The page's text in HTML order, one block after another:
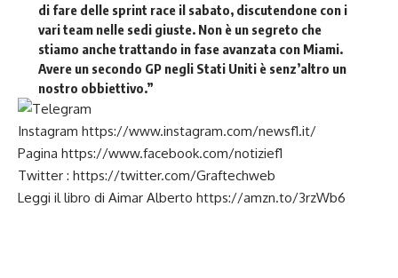
di fare delle sprint race il sabato, discutendone con i
vari team nelle sedi giuste. Non è un segreto che
stiamo anche trattando in fase avanzata con Miami.
Avere un secondo GP negli Stati Uniti è senz’altro un
nostro obbiettivo.”
Instagram https://www.instagram.com/newsf1.it/
Pagina https://www.facebook.com/notizief1
Twitter : https://twitter.com/Graftechweb
Leggi il libro di Aimar Alberto https://amzn.to/3rzWb6